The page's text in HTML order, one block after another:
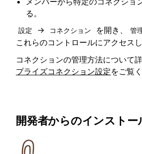
る。
設定 → コネクション を開き、 管
これらのコントロールにアクセスし
コネクションの管理方法について詳
プライズコネクション設定をご覧
開発者からのインストー